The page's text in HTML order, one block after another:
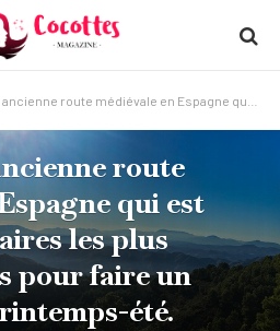
en Espagne qui est l'un des itinéraires les plus spectaculaires pour faire un road trip ce printemps-été.
route
qui est
les plus
pour faire un
été.